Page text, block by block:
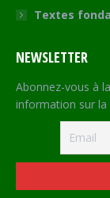
Textes
NEWSLETTER
Abonnez-vous à
information sur la